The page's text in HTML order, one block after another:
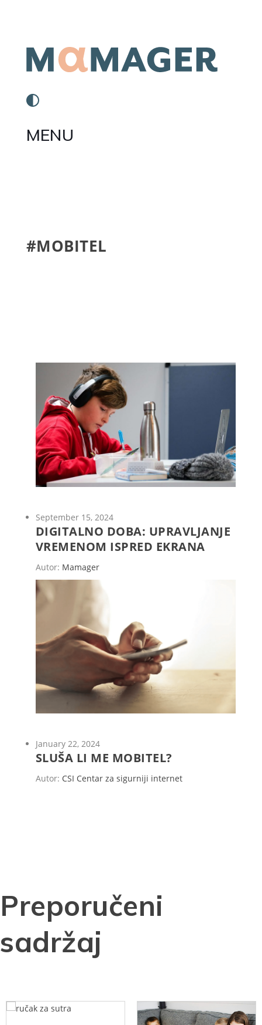
MENU
#MOBITEL
September 15, 2024
DIGITALNO DOBA: UPRAVLJANJE
VREMENOM ISPRED EKRANA
Autor: Mamager
January 22, 2024
SLUŠA LI ME MOBITEL?
Autor: CSI Centar za sigurniji internet
Preporučeni
sadržaj